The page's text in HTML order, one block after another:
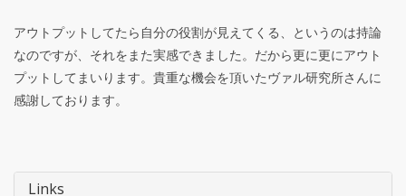
アウトプットしてたら自分の役割が見えてくる、というのは持論
なのですが、それをまた実感できました。だから更に更にアウト
プットしてまいります。貴重な機会を頂いたヴァル研究所さんに
感謝しております。
Links